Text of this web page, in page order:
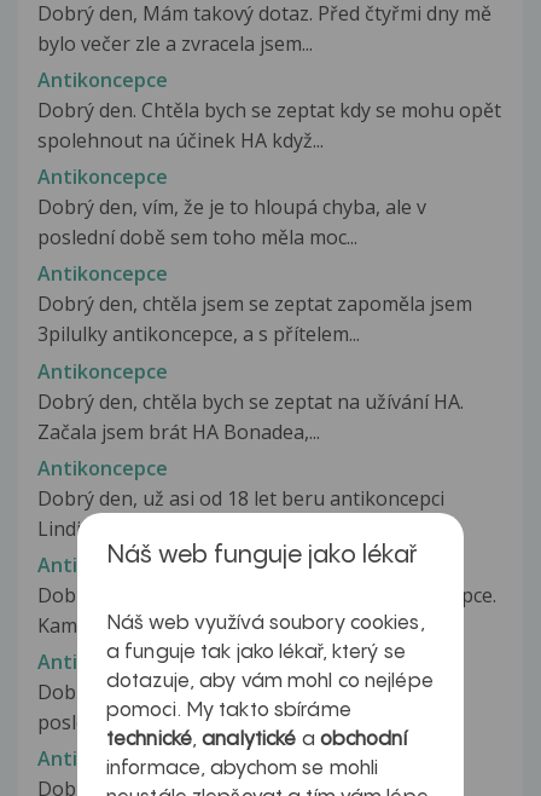
Dobrý den, Mám takový dotaz. Před čtyřmi dny mě
bylo večer zle a zvracela jsem...
Antikoncepce
Dobrý den. Chtěla bych se zeptat kdy se mohu opět
spolehnout na účinek HA když...
Antikoncepce
Dobrý den, vím, že je to hloupá chyba, ale v
poslední době sem toho měla moc...
Antikoncepce
Dobrý den, chtěla jsem se zeptat zapoměla jsem
3pilulky antikoncepce, a s přítelem...
Antikoncepce
Dobrý den, chtěla bych se zeptat na užívání HA.
Začala jsem brát HA Bonadea,...
Antikoncepce
Dobrý den, už asi od 18 let beru antikoncepci
Lindinette. Každý měsíc jsem v...
Antikoncepce
Dobrý den, měla bych dotaz ohledně antikoncepce.
Kamarádka bere antikonceci...
Antikoncepce
Dobry den, beru jiz 3roky Minervu, ale mam
posledni dobou vykyvy nalad, gynekolog...
Antikoncepce
Dobrý den, mám na Vás takový zvláštní dotaz.
Náš web funguje jako lékař
Náš web využívá soubory cookies,
a funguje tak jako lékař, který se
dotazuje, aby vám mohl co nejlépe
pomoci. My takto sbíráme
technické,analytické a obchodní
informace, abychom se mohli